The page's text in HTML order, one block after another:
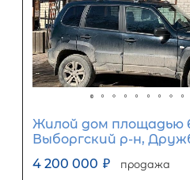
Процентная
ставка
12
1 5 10
Ежемесячный